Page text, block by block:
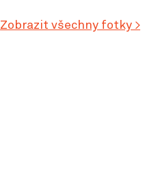
Zobrazit všechny fotky >